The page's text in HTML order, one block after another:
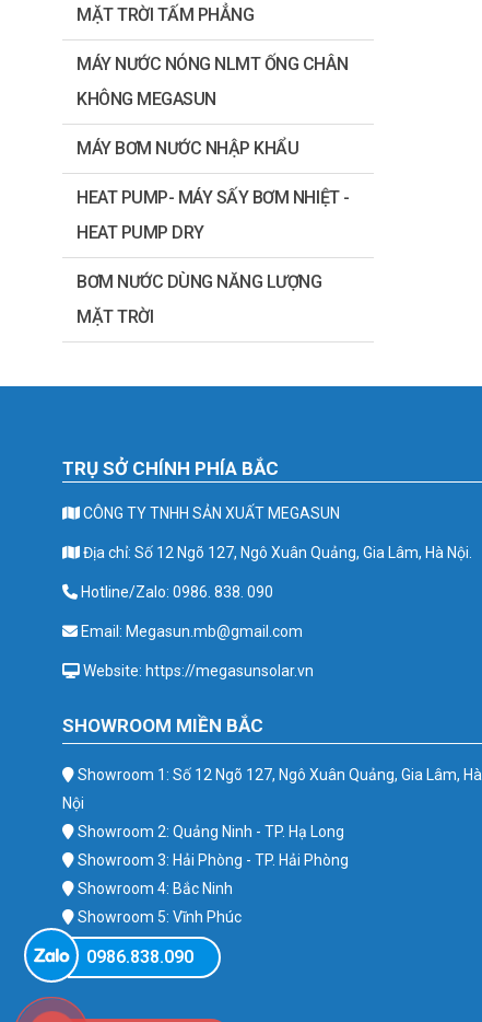
MẶT TRỜI TẤM PHẲNG
MÁY NƯỚC NÓNG NLMT ỐNG CHÂN
KHÔNG MEGASUN
MÁY BƠM NƯỚC NHẬP KHẨU
HEAT PUMP- MÁY SẤY BƠM NHIỆT -
HEAT PUMP DRY
BƠM NƯỚC DÙNG NĂNG LƯỢNG
MẶT TRỜI
TRỤ SỞ CHÍNH PHÍA BẮC
CÔNG TY TNHH SẢN XUẤT MEGASUN
Địa chỉ: Số 12 Ngõ 127, Ngô Xuân Quảng, Gia Lâm, Hà Nội.
Hotline/Zalo: 0986. 838. 090
Email: Megasun.mb@gmail.com
Website: https://megasunsolar.vn
SHOWROOM MIỀN BẮC
Showroom 1: Số 12 Ngõ 127, Ngô Xuân Quảng, Gia Lâm, Hà
Nội
Showroom 2: Quảng Ninh - TP. Hạ Long
Showroom 3: Hải Phòng - TP. Hải Phòng
Showroom 4: Bắc Ninh
Showroom 5: Vĩnh Phúc
Showroom 6: Ba Vì
0986.838.090